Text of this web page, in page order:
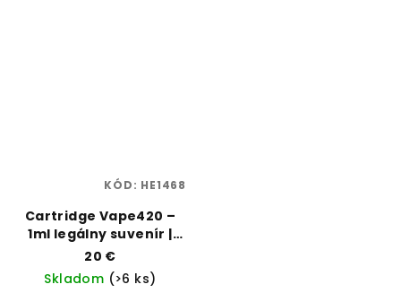
Cartridge Vape420 –
1ml legálny suvenír |
Rama Fuse | Vaporama
20 €
Skladom (>6 ks)
KÓD: HE1468